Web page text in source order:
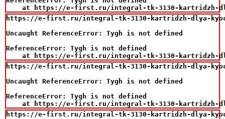
at https://e-first.ru/integral-tk-3130-
https://e-first.ru/integral-tk-3130-kartridzh-dlya-
Uncaught ReferenceError: Tygh is not defined
ReferenceError: Tygh is not defined
at https://e-first.ru/integral-tk-3130-
https://e-first.ru/integral-tk-3130-kartridzh-dlya-kyocera-
Uncaught ReferenceError: Tygh is not defined
ReferenceError: Tygh is not defined
at https://e-first.ru/integral-tk-3130-
https://e-first.ru/integral-tk-3130-kartridzh-dlya-